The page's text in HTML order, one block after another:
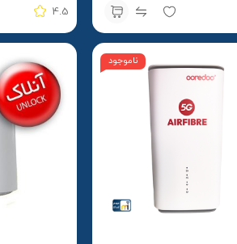
4.5
ناموجود